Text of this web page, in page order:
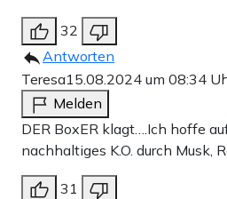
32
Antworten
Teresa15.08.2024 um 08:34
Melden
DER BoxER klagt….Ich hoffe
nachhaltiges K.O. durch Musk,
31